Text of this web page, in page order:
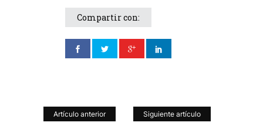
Compartir con:
Artículo anterior Siguiente artículo